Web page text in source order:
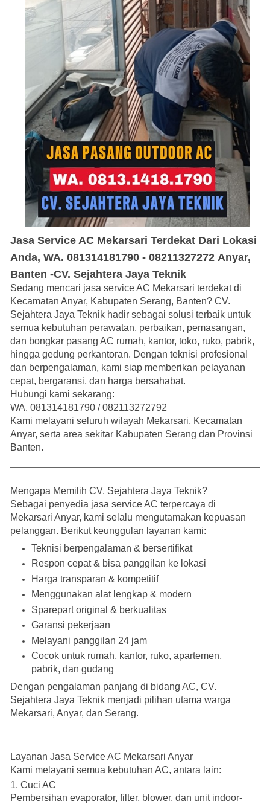
Jasa Service AC Mekarsari Terdekat Dari Lokasi
Anda, WA. 081314181790 - 08211327272 Anyar,
Banten -CV. Sejahtera Jaya Teknik
Sedang mencari jasa service AC Mekarsari terdekatdi
Kecamatan Anyar, Kabupaten Serang, Banten? CV.
Sejahtera Jaya Teknik hadir sebagai solusi terbaik untuk
semua kebutuhan perawatan, perbaikan, pemasangan,
dan bongkar pasang AC rumah, kantor, toko, ruko, pabrik,
hingga gedung perkantoran. Dengan teknisi profesional
dan berpengalaman, kami siap memberikan pelayanan
cepat, bergaransi, dan harga bersahabat.
Hubungi kami sekarang:
WA. 081314181790 / 082113272792
Kami melayani seluruh wilayah Mekarsari, Kecamatan
Anyar, serta area sekitar Kabupaten Serang dan Provinsi
Banten.
Mengapa Memilih CV. Sejahtera Jaya Teknik?
Sebagai penyedia jasa service AC terpercaya di
Mekarsari Anyar, kami selalu mengutamakan kepuasan
pelanggan. Berikut keunggulan layanan kami:
Teknisi berpengalaman & bersertifikat
Respon cepat & bisa panggilan ke lokasi
Harga transparan & kompetitif
Menggunakan alat lengkap & modern
Sparepart original & berkualitas
Garansi pekerjaan
Melayani panggilan 24 jam
Cocok untuk rumah, kantor, ruko, apartemen,
pabrik, dan gudang
Dengan pengalaman panjang di bidang AC, CV.
Sejahtera Jaya Teknik menjadi pilihan utama warga
Mekarsari, Anyar, dan Serang.
Layanan Jasa Service AC Mekarsari Anyar
Kami melayani semua kebutuhan AC, antara lain:
1. Cuci AC
Pembersihan evaporator, filter, blower, dan unit indoor-